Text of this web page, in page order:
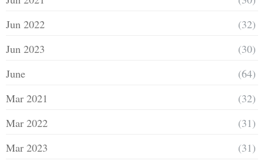
Jun 2022
(32)
Jun 2023
(30)
June
(64)
Mar 2021
(32)
Mar 2022
(31)
Mar 2023
(31)